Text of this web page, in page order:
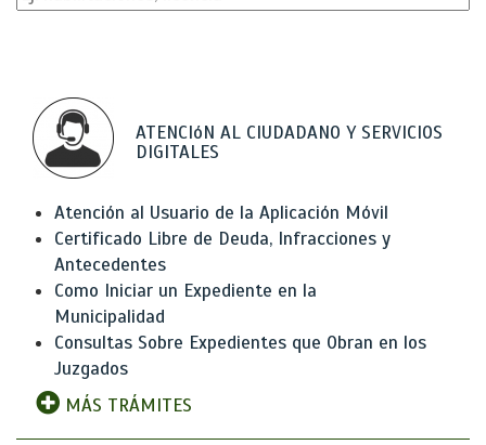
ATENCIóN AL CIUDADANO Y SERVICIOS
DIGITALES
Atención al Usuario de la Aplicación Móvil
Certificado Libre de Deuda, Infracciones y
Antecedentes
Como Iniciar un Expediente en la
Municipalidad
Consultas Sobre Expedientes que Obran en los
Juzgados
MÁS TRÁMITES